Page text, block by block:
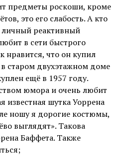
предметы роскоши, кроме
это его слабость. А кто
личный реактивный
в сети быстрого
нравится, что он купил
старом двухэтажном доме
ещё в 1957 году.
юмора и очень любит
известная шутка Уоррена
ношу я дорогие костюмы,
выглядят». Такова
Баффета. Также